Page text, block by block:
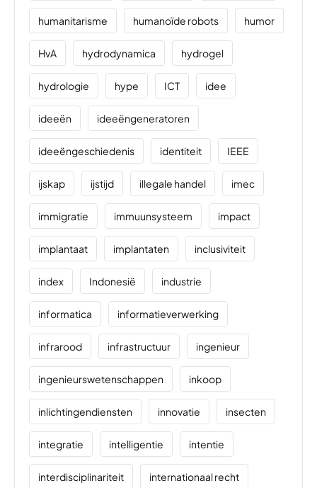
humanitarisme humanoïde robots humor
HvA hydrodynamica hydrogel
hydrologie hype ICT idee
ideeën ideeëngeneratoren
ideeëngeschiedenis identiteit IEEE
ijskap ijstijd illegale handel imec
immigratie immuunsysteem impact
implantaat implantaten inclusiviteit
index Indonesië industrie
informatica informatieverwerking
infrarood infrastructuur ingenieur
ingenieurswetenschappen inkoop
inlichtingendiensten innovatie insecten
integratie intelligentie intentie
interdisciplinariteit internationaal recht